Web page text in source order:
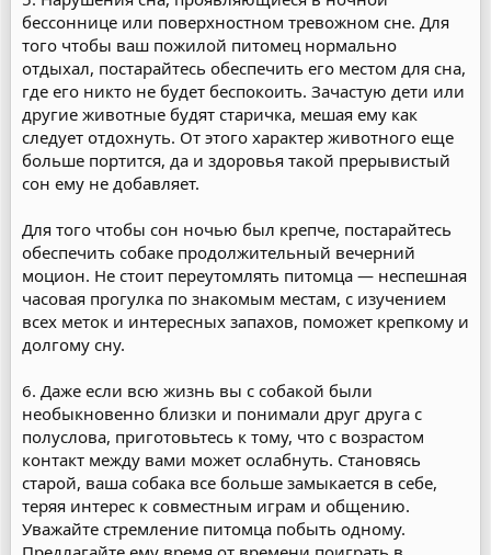
бессоннице или поверхностном тревожном сне. Для
того чтобы ваш пожилой питомец нормально
отдыхал, постарайтесь обеспечить его местом для сна,
где его никто не будет беспокоить. Зачастую дети или
другие животные будят старичка, мешая ему как
следует отдохнуть. От этого характер животного еще
больше портится, да и здоровья такой прерывистый
сон ему не добавляет.
Для того чтобы сон ночью был крепче, постарайтесь
обеспечить собаке продолжительный вечерний
моцион. Не стоит переутомлять питомца — неспешная
часовая прогулка по знакомым местам, с изучением
всех меток и интересных запахов, поможет крепкому и
долгому сну.
6. Даже если всю жизнь вы с собакой были
необыкновенно близки и понимали друг друга с
полуслова, приготовьтесь к тому, что с возрастом
контакт между вами может ослабнуть. Становясь
старой, ваша собака все больше замыкается в себе,
теряя интерес к совместным играм и общению.
Уважайте стремление питомца побыть одному.